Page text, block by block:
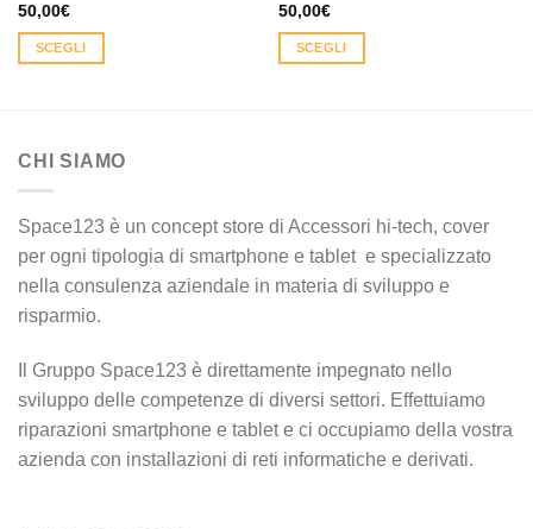
50,00€
SCEGLI
più
opzioni
possono
essere
nella
del
prodotto
50,00€
SCEGLI
opzioni
possono
essere
del
prodotto
CHI SIAMO
Space123 è un concept store di Accessori hi-tech, cover
per ogni tipologia di smartphone e tablet e specializzato
nella consulenza aziendale in materia di sviluppo e
risparmio.
Il Gruppo Space123 è direttamente impegnato nello
sviluppo delle competenze di diversi settori. Effettuiamo
riparazioni smartphone e tablet e ci occupiamo della vostra
azienda con installazioni di reti informatiche e derivati.